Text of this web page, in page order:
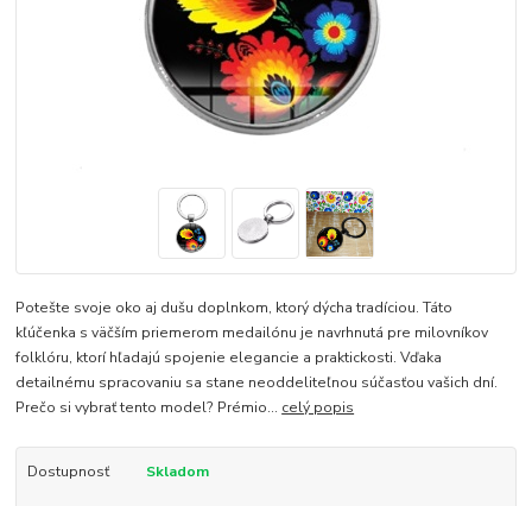
Potešte svoje oko aj dušu doplnkom, ktorý dýcha tradíciou. Táto
kľúčenka s väčším priemerom medailónu je navrhnutá pre milovníkov
folklóru, ktorí hľadajú spojenie elegancie a praktickosti. Vďaka
detailnému spracovaniu sa stane neoddeliteľnou súčasťou vašich dní.
Prečo si vybrať tento model? Prémio... celý popis
Dostupnosť Skladom